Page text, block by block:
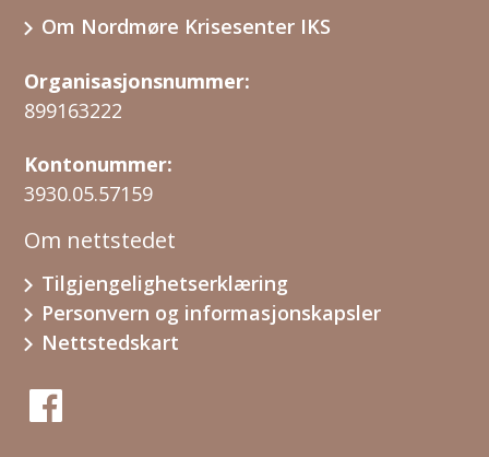
Om Nordmøre Krisesenter IKS
Organisasjonsnummer:
899163222
Kontonummer:
3930.05.57159
Om nettstedet
Tilgjengelighetserklæring
Personvern og informasjonskapsler
Nettstedskart